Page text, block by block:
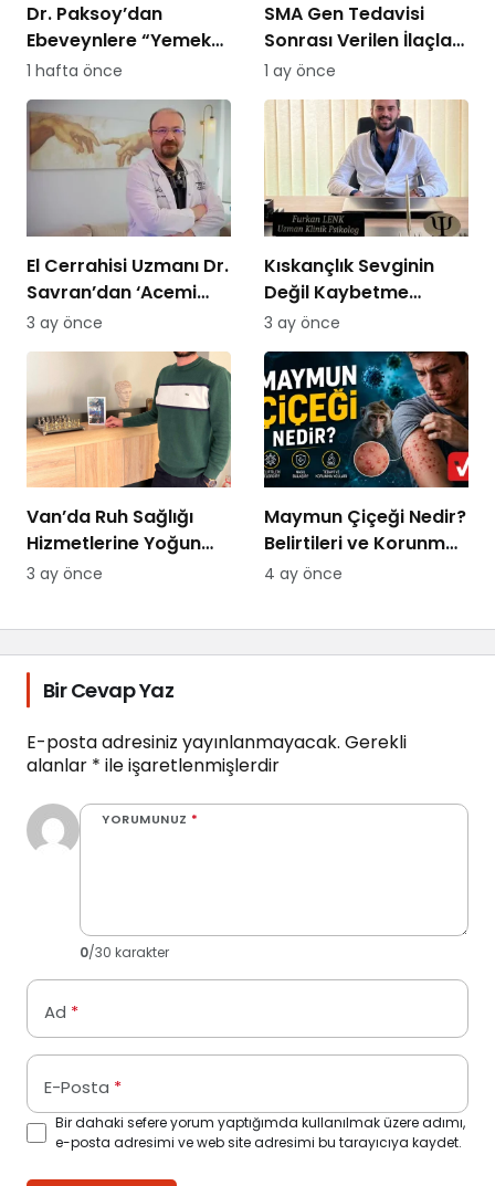
Dr. Paksoy’dan
Ebeveynlere “Yemek
Savaşı” Uyarısı: “B
Planı Sunmayın,
Kararlı Olun”
1 hafta önce
SMA Gen Tedavisi
Sonrası Verilen İlaçları
SGK Ödemeyecek!
1 ay önce
El Cerrahisi Uzmanı Dr.
Savran’dan ‘Acemi
Kasap’ Uyarısı!
3 ay önce
Kıskançlık Sevginin
Değil Kaybetme
Korkusunun
Psikolog Açıkladı
3 ay önce
Van’da Ruh Sağlığı
Hizmetlerine Yoğun
Talep: “Randevu
Zorlanıyoruz
3 ay önce
Maymun Çiçeği Nedir?
Belirtileri ve Korunma
Yolları 2026
4 ay önce
Bir Cevap Yaz
E-posta adresiniz yayınlanmayacak. Gerekli
alanlar * ile işaretlenmişlerdir
YORUMUNUZ *
0/30 karakter
Ad *
E-Posta *
Bir dahaki sefere yorum yaptığımda kullanılmak üzere adımı,
e-posta adresimi ve web site adresimi bu tarayıcıya kaydet.